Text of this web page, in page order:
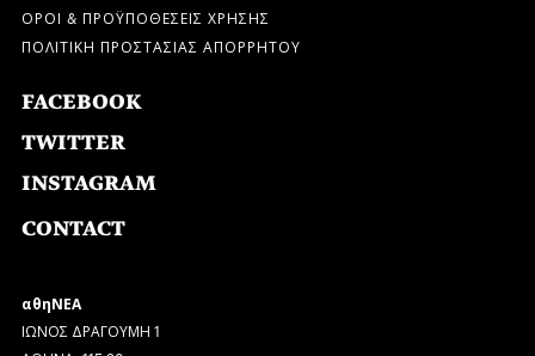
ΟΡΟΙ & ΠΡΟΫΠΟΘΕΣΕΙΣ ΧΡΗΣΗΣ
ΠΟΛΙΤΙΚΗ ΠΡΟΣΤΑΣΙΑΣ ΑΠΟΡΡΗΤΟΥ
FACEBOOK
TWITTER
INSTAGRAM
CONTACT
αθηΝΕΑ
ΙΩΝΟΣ ΔΡΑΓΟΥΜΗ 1